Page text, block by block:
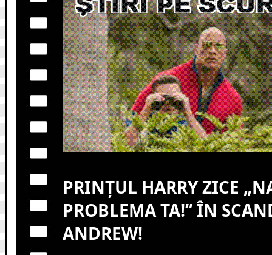
PRINȚUL HARRY ZICE
PROBLEMA TA!” ÎN
ANDREW!